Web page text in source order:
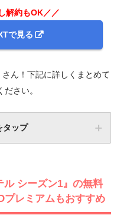
解約もOK／／
で見る
ん！下記に詳しくまとめて
さい。
タップ
シーズン1』の無料
プレミアムもおすすめ